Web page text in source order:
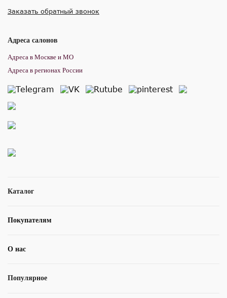
Каталог
Покупателям
О нас
Популярное
Заказать обратный звонок
Адреса салонов
Адреса в Москве и МО
Адреса в регионах России